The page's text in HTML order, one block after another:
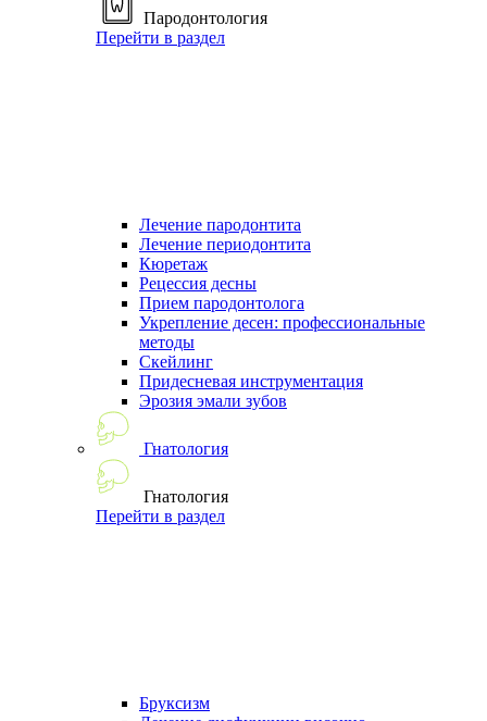
Пародонтология
Перейти в раздел
Лечение пародонтита
Лечение периодонтита
Кюретаж
Рецессия десны
Прием пародонтолога
Укрепление десен: профессиональные
методы
Скейлинг
Придесневая инструментация
Эрозия эмали зубов
Гнатология
Гнатология
Перейти в раздел
Бруксизм